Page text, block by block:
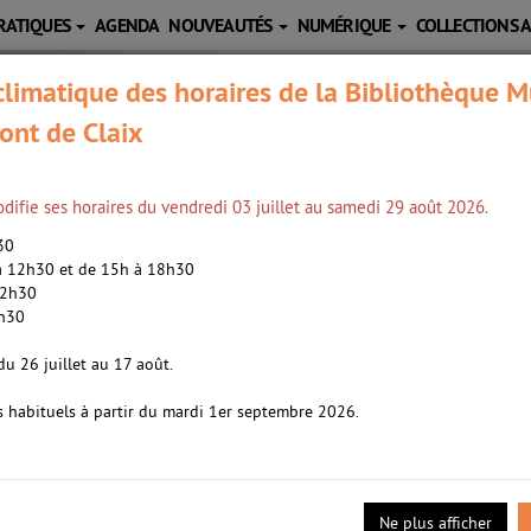
AGENDA NOUVEAUTÉS NUMÉRIQUE COLLECTIONS
Marc (1957-....). Auteur
- 2019
française de Transparence, une société du numérique
Or au même moment, son entreprise s’apprête à
l’âme humaine dans une enveloppe corporelle
des horaires de la Bibliothèque
de Claix
ses horaires du vendredi 03 juillet au samedi 29 août 2026.
12h30 et de 15h à 18h30
26 juillet au 17 août.
habituels à partir du mardi 1er septembre 2026.
Ne plus afficher